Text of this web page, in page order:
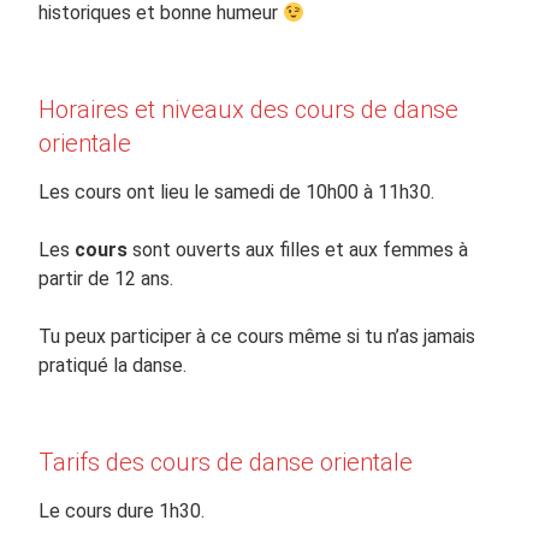
historiques et bonne humeur
Horaires et niveaux des cours de danse
orientale
Les cours ont lieu le samedi de 10h00 à 11h30.
Les cours sont ouverts aux filles et aux femmes à
partir de 12 ans.
Tu peux participer à ce cours même si tu n’as jamais
pratiqué la danse.
Tarifs des cours de danse orientale
Le cours dure 1h30.